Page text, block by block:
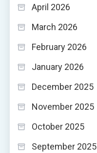
April 2026
March 2026
February 2026
January 2026
December 2025
November 2025
October 2025
September 2025